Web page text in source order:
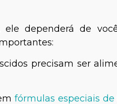
dependerá de
precisam ser
fórmulas especiais de
Biólogo